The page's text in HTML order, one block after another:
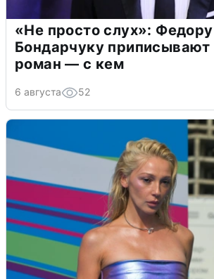
«Не просто слух»: Федору
Бондарчуку приписывают
роман — с кем
6 августа 52